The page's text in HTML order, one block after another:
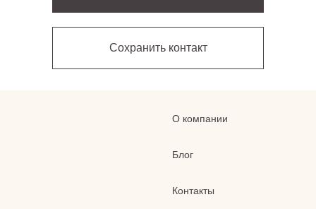
Сохранить контакт
О компании
Блог
Контакты